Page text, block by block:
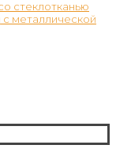
стеклотканью
металлической